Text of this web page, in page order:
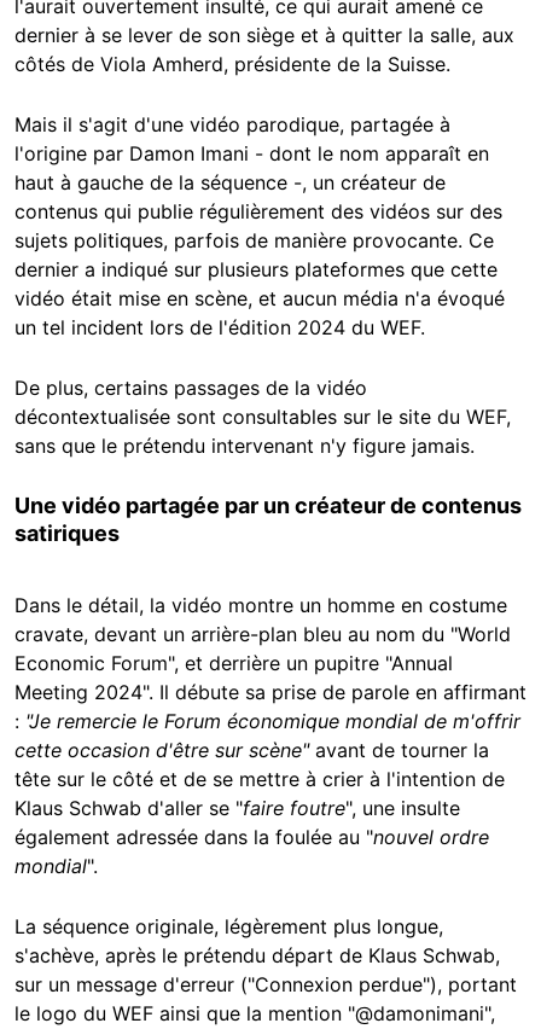
l'aurait ouvertement insulté, ce qui aurait amené ce
dernier à se lever de son siège et à quitter la salle, aux
côtés de Viola Amherd, présidente de la Suisse.
Mais il s'agit d'une vidéo parodique, partagée à
l'origine par Damon Imani - dont le nom apparaît en
haut à gauche de la séquence -, un créateur de
contenus qui publie régulièrement des vidéos sur des
sujets politiques, parfois de manière provocante. Ce
dernier a indiqué sur plusieurs plateformes que cette
vidéo était mise en scène, et aucun média n'a évoqué
un tel incident lors de l'édition 2024 du WEF.
De plus, certains passages de la vidéo
décontextualisée sont consultables sur le site du WEF,
sans que le prétendu intervenant n'y figure jamais.
Une vidéo partagée par un créateur de contenus
satiriques
Dans le détail, la vidéo montre un homme en costume
cravate, devant un arrière-plan bleu au nom du "World
Economic Forum", et derrière un pupitre "Annual
Meeting 2024". Il débute sa prise de parole en affirmant
: "Je remercie le Forum économique mondial de m'offrir
cette occasion d'être sur scène"avant de tourner la
tête sur le côté et de se mettre à crier à l'intention de
Klaus Schwab d'aller se "faire foutre", une insulte
également adressée dans la foulée au "nouvel ordre
mondial".
La séquence originale, légèrement plus longue,
s'achève, après le prétendu départ de Klaus Schwab,
sur un message d'erreur ("Connexion perdue"), portant
le logo du WEF ainsi que la mention "@damonimani",